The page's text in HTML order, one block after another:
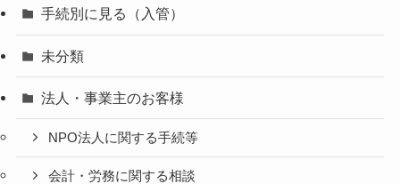
手続別に見る（入管）
未分類
法人・事業主のお客様
NPO法人に関する手続等
会計・労務に関する相談